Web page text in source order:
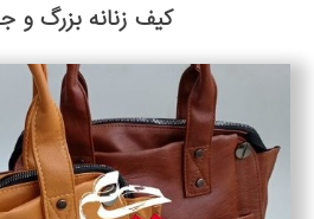
کیف زنانه بزرگ و